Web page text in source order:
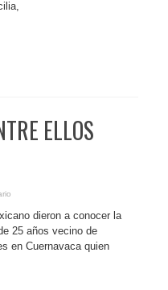
ELLOS
dieron a conocer la
25 años vecino de
en Cuernavaca quien